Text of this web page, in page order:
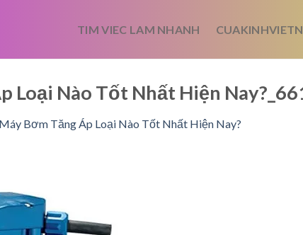
TIM VIEC LAM NHANH
Loại Nào Tốt Nhất Hiện
Bơm Tăng Áp Loại Nào Tốt Nhất Hiện Nay?